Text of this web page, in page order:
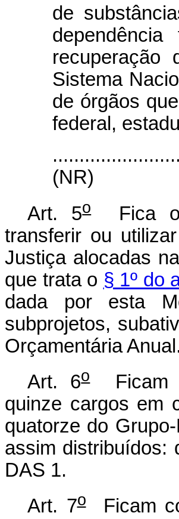
de
recuperação
Sistema
de órgãos
federal,
(NR)
Art. 5oFica o
transferir ou
Justiça alocadas
que trata o § 1º do
dada por esta
subprojetos,
Orçamentária
Art. 6oFicam
quinze cargos em
quatorze do
assim distribuídos:
DAS 1.
Art. 7oFicam